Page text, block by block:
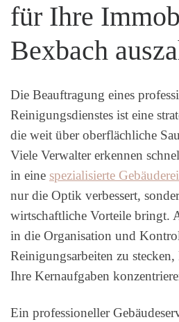
für Ihre
Bexbach
Die Beauftragung eines
Reinigungsdienstes ist eine
die weit über oberflächliche
Viele Verwalter erkennen
in eine spezialisierte
nur die Optik verbessert,
wirtschaftliche Vorteile bringt.
in die Organisation und
Reinigungsarbeiten zu
Ihre Kernaufgaben
Ein professioneller